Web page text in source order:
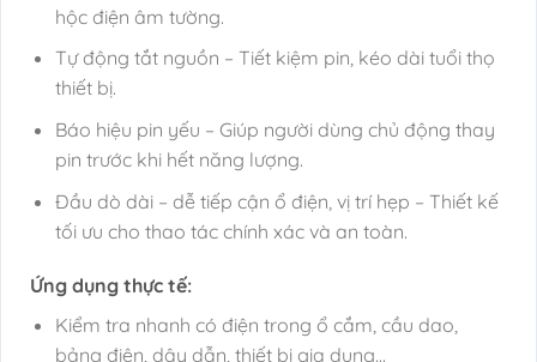
hộc điện âm tường.
Tự động tắt nguồn – Tiết kiệm pin, kéo dài tuổi thọ
thiết bị.
Báo hiệu pin yếu – Giúp người dùng chủ động thay
pin trước khi hết năng lượng.
Đầu dò dài – dễ tiếp cận ổ điện, vị trí hẹp – Thiết kế
tối ưu cho thao tác chính xác và an toàn.
Ứng dụng thực tế:
Kiểm tra nhanh có điện trong ổ cắm, cầu dao,
bảng điện, dây dẫn, thiết bị gia dụng…